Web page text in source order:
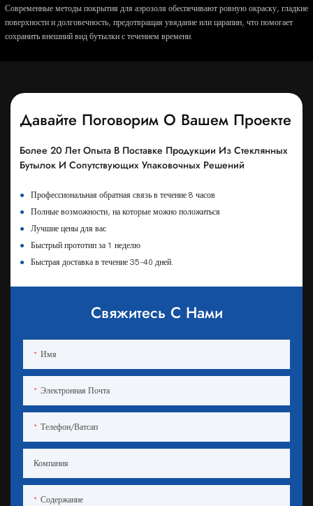
Современные методы покрытия для аэрозоля обеспечивают ровную окраску, гладкие
поверхности и долговечность, предотвращая увядание или царапин, что помогает
сохранить внешний вид бутылки с течением времени.
Давайте Поговорим О Вашем Проекте
Более 20 Лет Опыта В Поставке Продукции Из Стеклянных
Бутылок И Сопутствующих Упаковочных Решений
●
Профессиональная обратная связь в течение 8 часов
●
Полные возможности, на которые можно положиться
●
Лучшие цены для вас
●
Быстрый прототип за 1 неделю
●
Быстрая доставка в течение 35-40 дней.
Свяжитесь С Нами
Имя
Электронная Почта
Телефон/ватсап
Компания
Содержание